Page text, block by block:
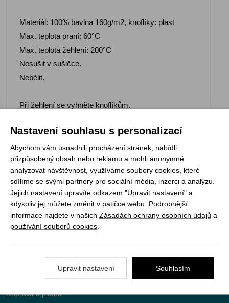
Materiál: 100% bavlna 160g/m2, knoflíky: plast
Max. teplota praní: 60°C
Max. teplota žehlení: 200°C
Nesušit v sušičce.
Nebělit.
Při žehlení se vyhněte knoflíkům.
Registrujte se k odběru newsletteru a už Vám
nic neunikne
Jak objednat
Doprava a platba
Nastavení souhlasu s personalizací
Abychom vám usnadnili procházení stránek, nabídli
přizpůsobený obsah nebo reklamu a mohli anonymně
analyzovat návštěvnost, využíváme soubory cookies, které
sdílíme se svými partnery pro sociální média, inzerci a analýzu.
Jejich nastavení upravíte odkazem "Upravit nastavení" a
kdykoliv jej můžete změnit v patičce webu. Podrobnější
informace najdete v našich Zásadách ochrany osobních údajů a
používání souborů cookies
Upravit nastavení Souhlasím